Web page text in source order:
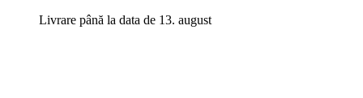
Livrare până la data de 13. august